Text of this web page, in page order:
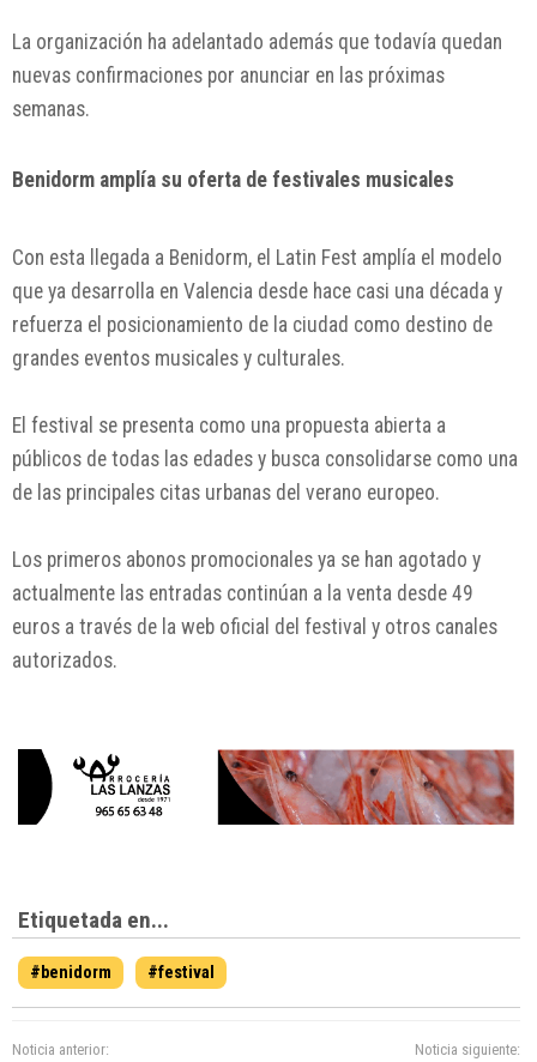
La organización ha adelantado además que todavía quedan
nuevas confirmaciones por anunciar en las próximas
semanas.
Benidorm amplía su oferta de festivales musicales
Con esta llegada a Benidorm, el Latin Fest amplía el modelo
que ya desarrolla en Valencia desde hace casi una década y
refuerza el posicionamiento de la ciudad como destino de
grandes eventos musicales y culturales.
El festival se presenta como una propuesta abierta a
públicos de todas las edades y busca consolidarse como una
de las principales citas urbanas del verano europeo.
Los primeros abonos promocionales ya se han agotado y
actualmente las entradas continúan a la venta desde 49
euros a través de la web oficial del festival y otros canales
autorizados.
Etiquetada en...
#benidorm #festival
Noticia anterior: Noticia siguiente: